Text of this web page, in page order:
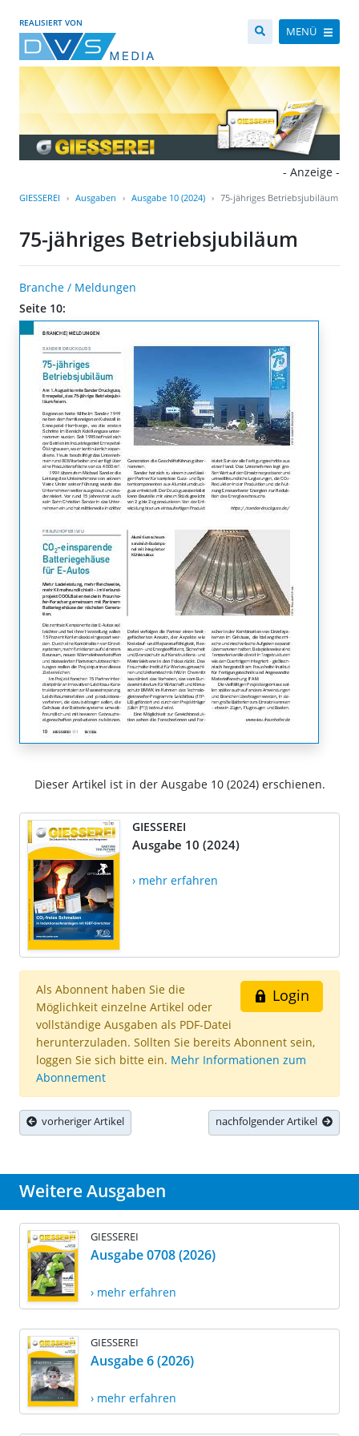
REALISIERT VON
MENÜ
- Anzeige -
GIESSEREI Ausgaben Ausgabe 10 (2024) 75-jähriges Betriebsjubiläum
75-jähriges Betriebsjubiläum
Branche / Meldungen
Seite 10:
Dieser Artikel ist in der Ausgabe 10 (2024) erschienen.
GIESSEREI
Ausgabe 10 (2024)
› mehr erfahren
Login
Als Abonnent haben Sie die
Möglichkeit einzelne Artikel oder
vollständige Ausgaben als PDF-Datei
herunterzuladen. Sollten Sie bereits Abonnent sein,
loggen Sie sich bitte ein. Mehr Informationen zum
Abonnement
vorheriger Artikel nachfolgender Artikel
Weitere Ausgaben
GIESSEREI
Ausgabe 0708 (2026)
› mehr erfahren
GIESSEREI
Ausgabe 6 (2026)
› mehr erfahren